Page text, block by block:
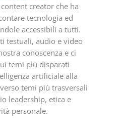
creator che ha
tecnologia ed
accessibili a tutti.
testuali, audio e video
conoscenza e ci
temi più disparati
artificiale alla
temi più trasversali
leadership, etica e
personale.